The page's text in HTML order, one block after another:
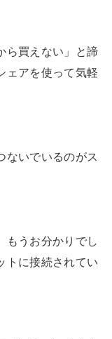
ら買えない」と諦
ェアを使って気軽
ないでいるのがス
もうお分かりでし
トに接続されてい